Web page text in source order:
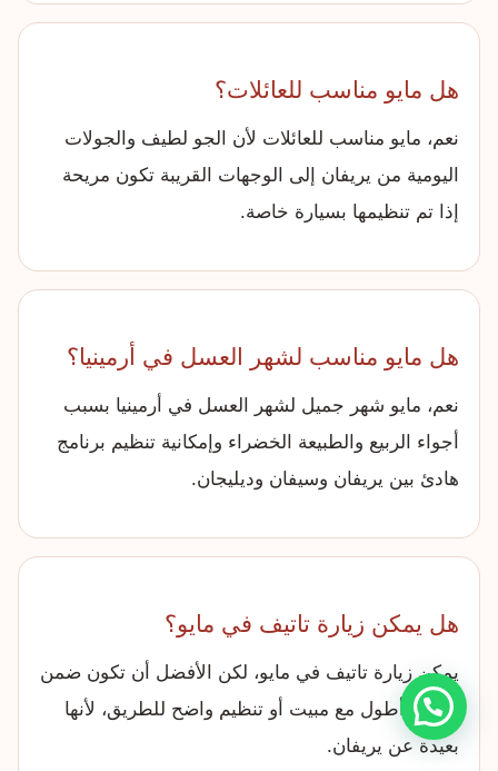
هل مايو مناسب للعائلات؟
نعم، مايو مناسب للعائلات لأن الجو لطيف والجولات
اليومية من يريفان إلى الوجهات القريبة تكون مريحة
إذا تم تنظيمها بسيارة خاصة.
هل مايو مناسب لشهر العسل في أرمينيا؟
نعم، مايو شهر جميل لشهر العسل في أرمينيا بسبب
أجواء الربيع والطبيعة الخضراء وإمكانية تنظيم برنامج
هادئ بين يريفان وسيفان وديليجان.
هل يمكن زيارة تاتيف في مايو؟
يمكن زيارة تاتيف في مايو، لكن الأفضل أن تكون ضمن
برنامج أطول مع مبيت أو تنظيم واضح للطريق، لأنها
بعيدة عن يريفان.